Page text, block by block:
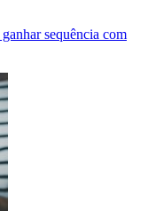
sequência com